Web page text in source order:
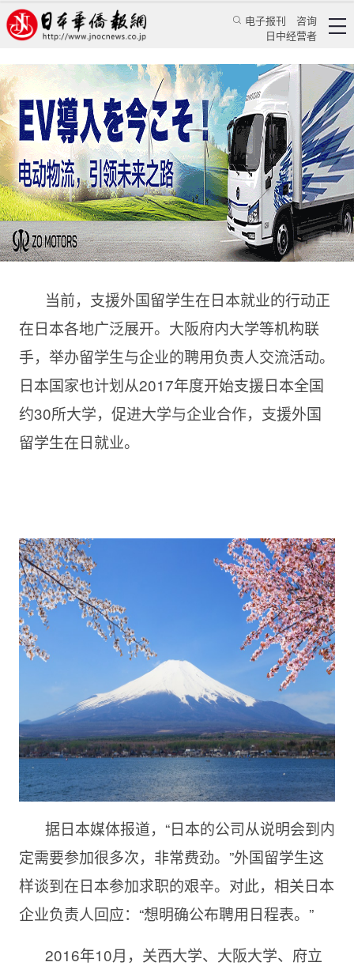
电子报刊
咨询
日中经营者
日大力支援外国留学生在日就业 目标提升就业率
至50%
郭桂玲 华人新闻 留学生活
日本华侨报网 2016/11/25 09:30:01
当前，支援外国留学生在日本就业的行动正
在日本各地广泛展开。大阪府内大学等机构联
手，举办留学生与企业的聘用负责人交流活动。
日本国家也计划从2017年度开始支援日本全国
约30所大学，促进大学与企业合作，支援外国
留学生在日就业。
据日本媒体报道，“日本的公司从说明会到内
定需要参加很多次，非常费劲。”外国留学生这
样谈到在日本参加求职的艰辛。对此，相关日本
企业负责人回应：“想明确公布聘用日程表。”
2016年10月，关西大学、大阪大学、府立